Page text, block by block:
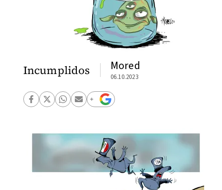
Incumplidos Mored
06.10.2023